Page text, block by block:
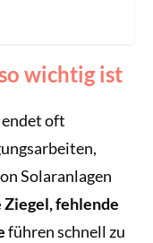
wichtig ist
oft
Solaranlagen
Ziegel, fehlende
führen schnell zu